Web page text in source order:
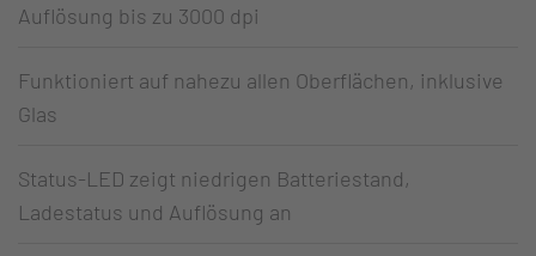
Auflösung bis zu 3000 dpi
Funktioniert auf nahezu allen Oberflächen, inklusive
Glas
Status-LED zeigt niedrigen Batteriestand,
Ladestatus und Auflösung an